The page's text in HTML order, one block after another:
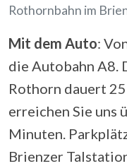
Rothornbahn im
Mit dem Auto:
die Autobahn A8.
Rothorn dauert
erreichen Sie uns
Minuten.
Brienzer